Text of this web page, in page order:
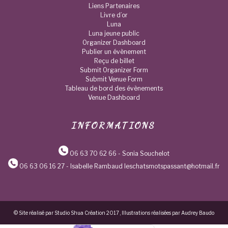
Liens Partenaires
Livre d’or
Luna
Luna jeune public
Organizer Dashboard
Publier un évènement
Reçu de billet
Submit Organizer Form
Submit Venue Form
Tableau de bord des évènements
Venue Dashboard
INFORMATIONS
06 63 70 62 66 - Sonia Souchelot
06 63 06 16 27 - Isabelle Rambaud leschatsmotspassant@hotmail.fr
© Site réalisé par Studio Shua Création 2017 , Illustrations réalisées par Audrey Baudo